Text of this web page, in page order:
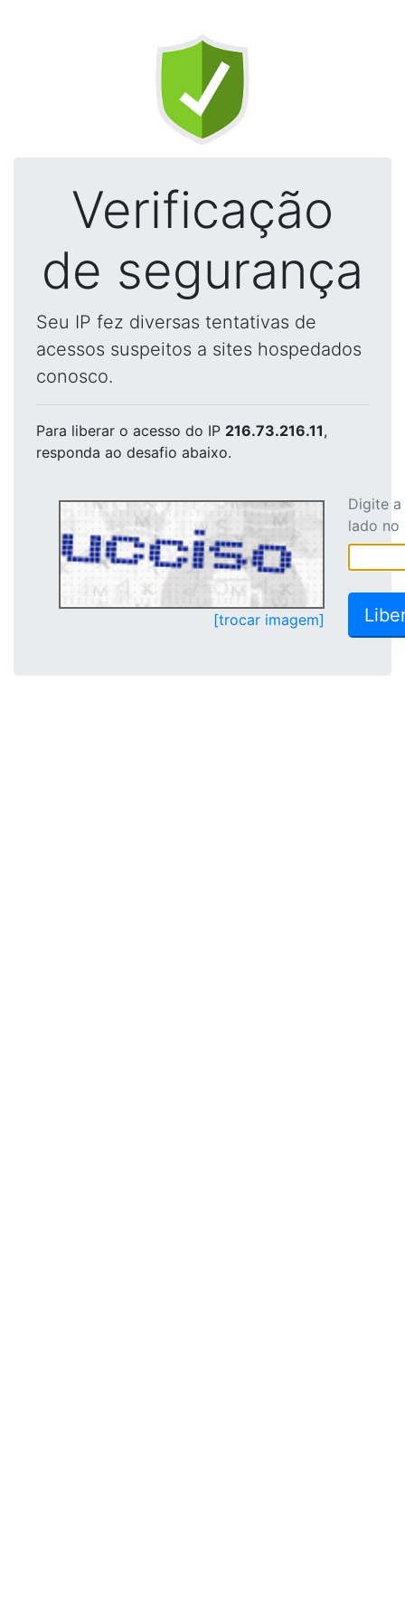
Verificação
de segurança
Seu IP fez diversas tentativas de
acessos suspeitos a sites hospedados
conosco.
Para liberar o acesso do IP 216.73.216.11,
responda ao desafio abaixo.
[trocar imagem]
Digite
lado no